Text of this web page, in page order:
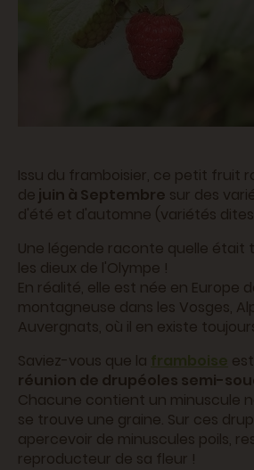
Issu du framboisier, ce petit fruit
de juin à Septembre sur des
d'été et d'automne (variétés
Une légende raconte quelle était
les dieux de l'Olympe !
En réalité, elle est née en Europe
montagneuse dans les Vosges,
Auvergnats, où il en existe
Saviez-vous que la framboise
réunion de drupéoles semi-
Chacune contient un minuscule
se trouve une graine. Sur ces
apercevoir de minuscules poils,
reproducteur de sa fleur !